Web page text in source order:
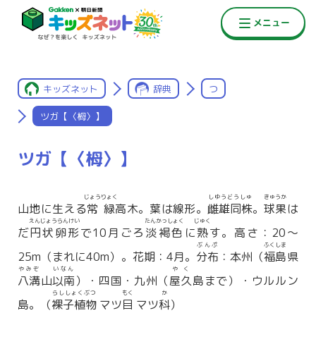
キッズネット 辞典 つ
ツガ【〈栂〉】
ツガ【〈栂〉】
山地に生える常緑
じょうりょく
高木。葉は線形。 雌雄同株
しゆうどうしゅ
。 球果
きゅうか
は
だ円状卵形
えんじょうらんけい
で10月ごろ 淡褐色
たんかっしょく
に熟
じゅく
す。高さ：20〜
25m（まれに40m）。花期：4月。 分布
ぶんぷ
：本州（福島
ふくしま
県
八溝
やみぞ
山以南
いなん
）・四国・九州（屋久
やく
島まで）・ウルルン
島。（裸子植物
らししょくぶつ
マツ目
もく
マツ科
か
）